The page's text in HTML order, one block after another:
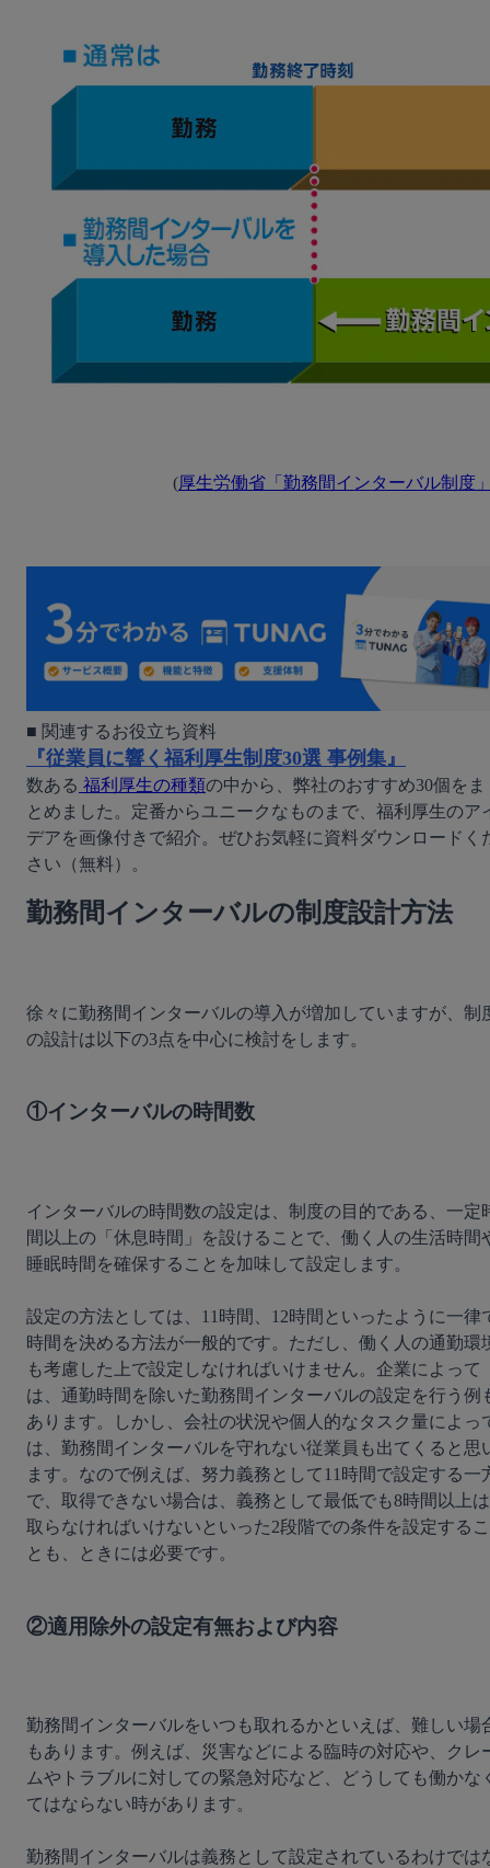
(厚生労働省「勤務間インターバル制度
『従業員に響く福利厚生制度30選 事例集』
数ある 福利厚生の種類の中から、弊社のおすすめ30個をま
とめました。定番からユニークなものまで、福利厚生のア
デアを画像付きで紹介。ぜひお気軽に資料ダウンロードく
さい（無料）。
勤務間インターバルの制度設計方法
徐々に勤務間インターバルの導入が増加していますが、制
の設計は以下の3点を中心に検討をします。
①インターバルの時間数
インターバルの時間数の設定は、制度の目的である、 一定
間以上の「休息時間」を設けることで、働く人の生活時間
睡眠時間を確保することを加味して設定します。
設定の方法としては、11時間、12時間といったように一律
時間を決める方法が一般的です。ただし、働く人の通勤環
も考慮した上で設定しなければいけません。企業によって
は、通勤時間を除いた勤務間インターバルの設定を行う例
あります。しかし、会社の状況や個人的なタスク量によっ
は、勤務間インターバルを守れない従業員も出てくると思
ます。なので例えば、努力義務として11時間で設定する一
で、取得できない場合は、義務として最低でも8時間以上は
取らなければいけないといった2段階での条件を設定するこ
とも、ときには必要です。
②適用除外の設定有無および内容
勤務間インターバルをいつも取れるかといえば、難しい場
もあります。例えば、災害などによる臨時の対応や、クレ
ムやトラブルに対しての緊急対応など、どうしても働かな
てはならない時があります。
勤務間インターバルは義務として設定されているわけでは